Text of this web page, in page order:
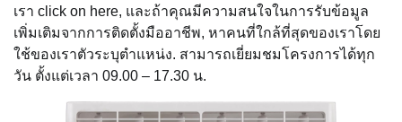
เรา click on here, และถ้าคุณมีความสนใจในการรับข้อมูล
เพิ่มเติมจากการติดตั้งมืออาชีพ, หาคนที่ใกล้ที่สุดของเราโดย
ใช้ของเราตัวระบุตําแหน่ง. สามารถเยี่ยมชมโครงการได้ทุก
วัน ตั้งแต่เวลา 09.00 – 17.30 น.